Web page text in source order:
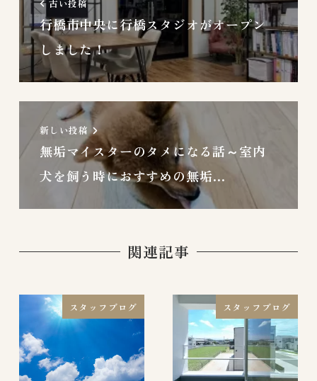
古い投稿
行橋市中央に行橋スタジオがオープン
しました！
新しい投稿
無垢マイスターのタメになる話～室内
犬を飼う時におすすめの無垢…
関連記事
スタッフブログ スタッフブログ